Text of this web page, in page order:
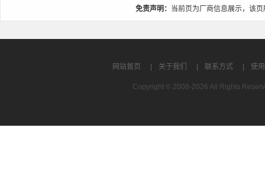
免责声明： 当前页为厂商信息展示，该
网站首页 关于我们 联系方式 使
Copyright © 2008-2026 All Rights